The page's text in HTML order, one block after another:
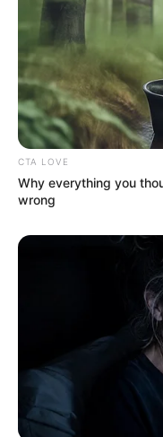
Az itthon maradt
lehetetlen. Az ő
foglalja össze:
„Nagyon szeretlek
CTA LOVE
Why everything you
wrong